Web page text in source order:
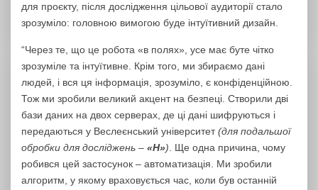
для проєкту, після дослідження цільової аудиторії стало
зрозуміло: головною вимогою буде інтуїтивний дизайн.
“Через те, що це робота «в полях», усе має буте чітко
зрозуміле та інтуїтивне. Крім того, ми збираємо дані
людей, і вся ця інформація, зрозуміло, є конфіденційною.
Тож ми зробили великий акцент на безпеці. Створили дві
бази даних на двох серверах, де ці дані шифруються і
передаються у Веслеєнський університет(для подальшої
обробки для досліджень – «Н») . Ще одна причина, чому
робився цей застосунок – автоматизація. Ми зробили
алгоритм, у якому враховується час, коли був останній